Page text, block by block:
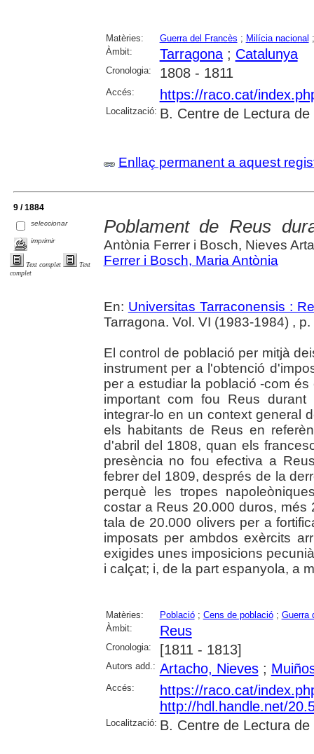
Matèries: Guerra del Francès ; Milícia nacional
Àmbit:
Tarragona; Catalunya
Cronologia: 1808 - 1811
Accés: https://raco.cat/
Localització: B. Centre de Lectura
Enllaç permanent a aquest
9 / 1884
seleccionar
imprimir
Text complet
Text
complet
Poblament de Reus
Antònia Ferrer i Bosch, Nieves
Ferrer i Bosch, Maria Antònia
En: Universitas Tarraconensis :
Tarragona. Vol. VI (1983-1984) ,
El control de població per mitjà
instrument per a l'obtenció
per a estudiar la població -com
important com fou Reus
integrar-lo en un context general
els habitants de Reus en
d'abril del 1808, quan els
presència no fou efectiva a
febrer del 1809, després de la
perquè les tropes
costar a Reus 20.000 duros,
tala de 20.000 olivers per a
imposats per ambdos exèrcits
exigides unes imposicions
i calçat; i, de la part espanyola, a
Matèries: Població; Cens de població; Guerra
Àmbit:
Reus
Cronologia: [1811 - 1813]
Autors add.: Artacho, Nieves;
Accés:
https://raco.cat/
http://hdl.handle.net/
Localització: B. Centre de Lectura